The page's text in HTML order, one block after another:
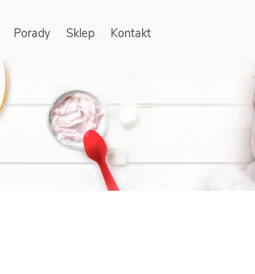
Porady Sklep Kontakt